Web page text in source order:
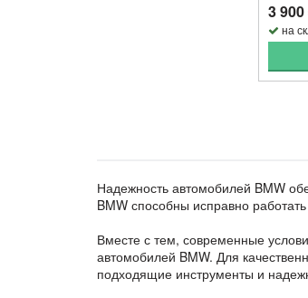
3 900
на
Надежность автомобилей BMW
BMW способны исправно
Вместе с тем, современные
автомобилей BMW. Для
подходящие инструменты и